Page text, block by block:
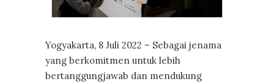
Yogyakarta, 8 Juli 2022 – Sebagai jenama
yang berkomitmen untuk lebih
bertanggungjawab dan mendukung